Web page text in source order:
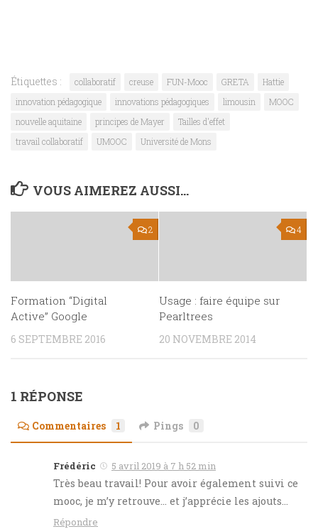
Étiquettes : collaboratif creuse FUN-Mooc GRETA
Hattie
innovation pédagogique
innovations pédagogiques limousin
MOOC
nouvelle aquitaine
principes de Mayer
Tailles d'effet
travail collaboratif
UMOOC Université de Mons
VOUS AIMEREZ AUSSI...
2
Formation “Digital
Active” Google
6 SEPTEMBRE 2016
4
Usage : faire équipe sur
Pearltrees
20 NOVEMBRE 2014
1 RÉPONSE
Commentaires 1 Pings 0
Frédéric 5 avril 2019 à 7 h 52 min
Très beau travail! Pour avoir également suivi ce
mooc, je m’y retrouve… et j’apprécie les ajouts…
Répondre